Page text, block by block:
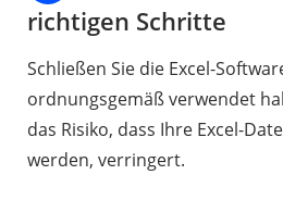
richtigen Schritte
Schließen Sie die Excel-
ordnungsgemäß verwendet
das Risiko, dass Ihre Excel-
werden, verringert.